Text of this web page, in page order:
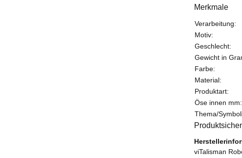
Merkmale
Wert
Verarbeitung:
Motiv:
Geschlecht:
Gewicht in
Farbe:
Material:
Produktart:
Öse innen mm:
Thema/
viTalisman